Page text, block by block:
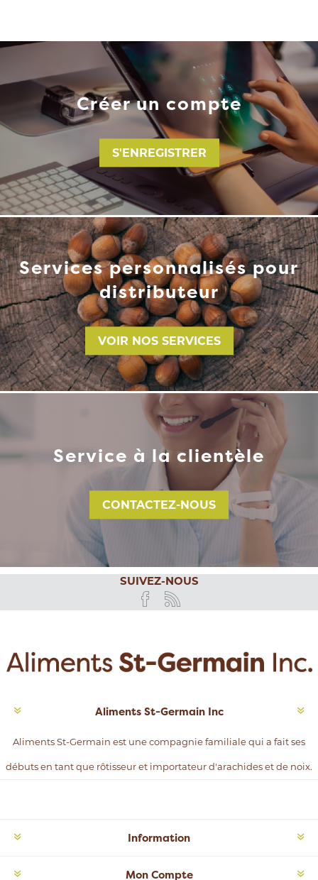
Créer un compte
S'ENREGISTRER
Services personnalisés pour
distributeur
VOIR NOS SERVICES
Service à la clientèle
CONTACTEZ-NOUS
SUIVEZ-NOUS
Aliments St-Germain Inc
Aliments St-Germain est une compagnie familiale qui a fait ses
débuts en tant que rôtisseur et importateur d'arachides et de noix.
Information
Mon Compte